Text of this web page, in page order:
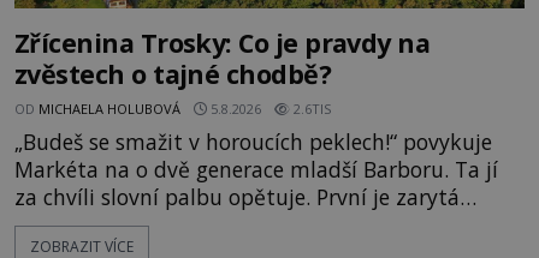
Zřícenina Trosky: Co je pravdy na
zvěstech o tajné chodbě?
OD MICHAELA HOLUBOVÁ 5.8.2026 2.6TIS
„Budeš se smažit v horoucích peklech!“ povykuje
Markéta na o dvě generace mladší Barboru. Ta jí
za chvíli slovní palbu opětuje. První je zarytá
katolička, druhá přesvědčená kališnice. A každá z
ZOBRAZIT VÍCE